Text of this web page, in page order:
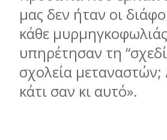
µας δεν ήταν οι
κάθε
υπηρέτησαν τη
σχολεία µεταναστών;
κάτι σαν κι αυτό».